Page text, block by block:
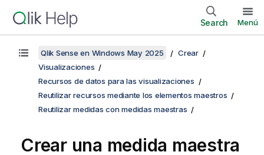
Search Menú
Qlik Sense en Windows May 2025
Crear
Visualizaciones
Recursos de datos para las visualizaciones
Reutilizar recursos mediante los elementos maestros
Reutilizar medidas con medidas maestras
Crear una medida maestra